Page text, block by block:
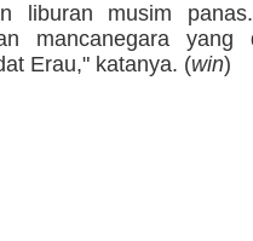
liburan musim
mancanegara yang
Erau," katanya. (win)